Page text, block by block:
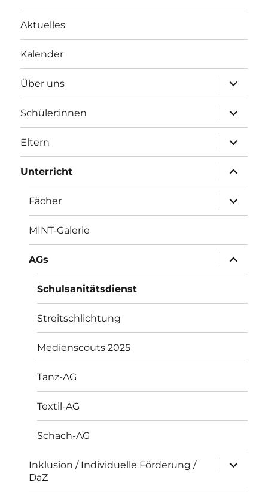
Aktuelles
Kalender
Über uns
öffnen
Schüler:innen
öffnen
Eltern
öffnen
Unterricht
öffnen
Fächer
öffnen
MINT-Galerie
AGs
öffnen
Schulsanitätsdienst
Streitschlichtung
Medienscouts 2025
Tanz-AG
Textil-AG
Schach-AG
Inklusion / Individuelle Förderung /
DaZ
öffnen